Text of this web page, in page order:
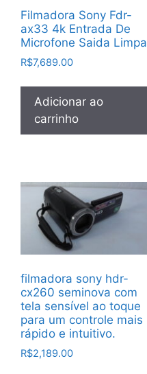
Filmadora Sony Fdr-
ax33 4k Entrada De
Microfone Saida Limpa
R$7,689.00
Adicionar ao
carrinho
filmadora sony hdr-
cx260 seminova com
tela sensível ao toque
para um controle mais
rápido e intuitivo.
R$2,189.00